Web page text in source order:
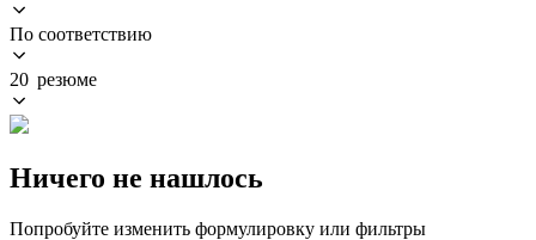
По соответствию
20 резюме
Ничего не нашлось
Попробуйте изменить формулировку или фильтры